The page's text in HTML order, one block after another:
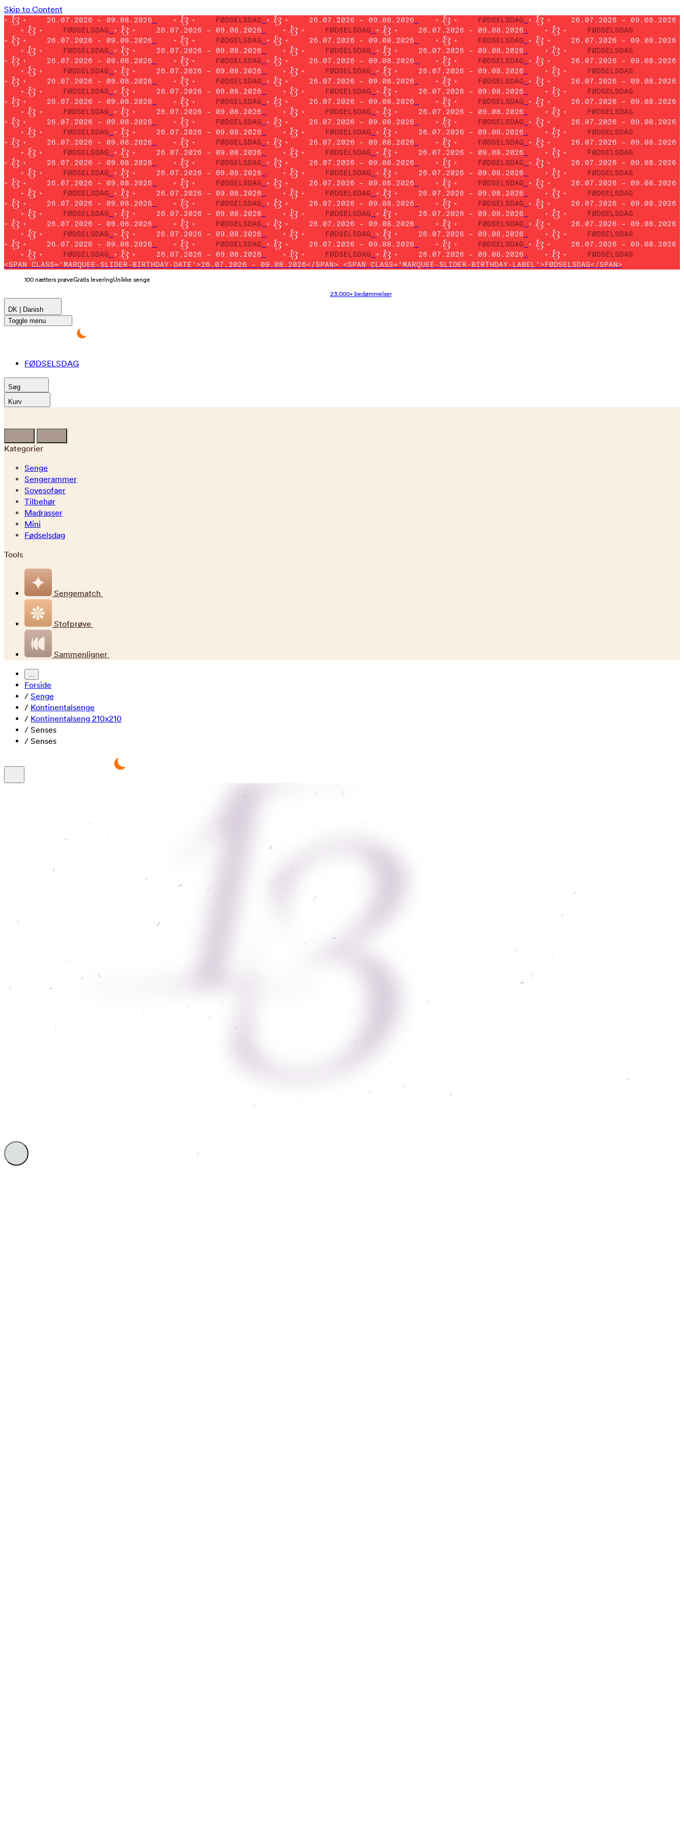
Skip to Content
26.07.2026 – 09.08.2026 FØDSELSDAG 26.07.2026 – 09.08.2026 FØDSELSDAG
26.07.2026 – 09.08.2026
FØDSELSDAG
26.07.2026 – 09.08.2026 FØDSELSDAG 26.07.2026 – 09.08.2026
FØDSELSDAG
26.07.2026 – 09.08.2026
FØDSELSDAG 26.07.2026 – 09.08.2026 FØDSELSDAG
26.07.2026 – 09.08.2026
FØDSELSDAG
26.07.2026 – 09.08.2026 FØDSELSDAG 26.07.2026 – 09.08.2026
FØDSELSDAG
26.07.2026 – 09.08.2026
FØDSELSDAG 26.07.2026 – 09.08.2026 FØDSELSDAG
26.07.2026 – 09.08.2026
FØDSELSDAG
26.07.2026 – 09.08.2026 FØDSELSDAG 26.07.2026 – 09.08.2026
FØDSELSDAG
26.07.2026 – 09.08.2026
FØDSELSDAG 26.07.2026 – 09.08.2026 FØDSELSDAG
26.07.2026 – 09.08.2026
FØDSELSDAG
26.07.2026 – 09.08.2026 FØDSELSDAG 26.07.2026 – 09.08.2026
FØDSELSDAG
26.07.2026 – 09.08.2026
FØDSELSDAG 26.07.2026 – 09.08.2026 FØDSELSDAG
26.07.2026 – 09.08.2026
FØDSELSDAG
26.07.2026 – 09.08.2026 FØDSELSDAG 26.07.2026 – 09.08.2026
FØDSELSDAG
26.07.2026 – 09.08.2026
FØDSELSDAG 26.07.2026 – 09.08.2026 FØDSELSDAG
26.07.2026 – 09.08.2026
FØDSELSDAG
26.07.2026 – 09.08.2026 FØDSELSDAG 26.07.2026 – 09.08.2026
FØDSELSDAG
26.07.2026 – 09.08.2026
FØDSELSDAG 26.07.2026 – 09.08.2026 FØDSELSDAG
26.07.2026 – 09.08.2026
FØDSELSDAG
26.07.2026 – 09.08.2026 FØDSELSDAG 26.07.2026 – 09.08.2026
FØDSELSDAG
26.07.2026 – 09.08.2026
FØDSELSDAG 26.07.2026 – 09.08.2026 FØDSELSDAG
26.07.2026 – 09.08.2026
FØDSELSDAG
26.07.2026 – 09.08.2026 FØDSELSDAG 26.07.2026 – 09.08.2026
FØDSELSDAG
26.07.2026 – 09.08.2026
FØDSELSDAG 26.07.2026 – 09.08.2026 FØDSELSDAG
26.07.2026 – 09.08.2026
FØDSELSDAG
26.07.2026 – 09.08.2026 FØDSELSDAG 26.07.2026 – 09.08.2026
FØDSELSDAG
26.07.2026 – 09.08.2026
FØDSELSDAG 26.07.2026 – 09.08.2026 FØDSELSDAG
26.07.2026 – 09.08.2026
FØDSELSDAG
26.07.2026 – 09.08.2026 FØDSELSDAG 26.07.2026 – 09.08.2026
FØDSELSDAG
26.07.2026 – 09.08.2026
FØDSELSDAG 26.07.2026 – 09.08.2026 FØDSELSDAG
26.07.2026 – 09.08.2026
FØDSELSDAG
26.07.2026 – 09.08.2026 FØDSELSDAG 26.07.2026 – 09.08.2026
FØDSELSDAG
26.07.2026 – 09.08.2026
FØDSELSDAG 26.07.2026 – 09.08.2026 FØDSELSDAG
26.07.2026 – 09.08.2026
FØDSELSDAG
26.07.2026 – 09.08.2026 FØDSELSDAG 26.07.2026 – 09.08.2026
FØDSELSDAG
<SPAN CLASS='MARQUEE-SLIDER-BIRTHDAY-DATE'>26.07.2026 – 09.08.2026</SPAN> <SPAN CLASS='MARQUEE-SLIDER-BIRTHDAY-LABEL'>FØDSELSDAG</SPAN>
100 nætters prøveGratis leveringUnikke senge
23.000+ bedømmelser
DK | Danish
Toggle menu
FØDSELSDAG
Søg
Kurv
Kategorier
Senge
Sengerammer
Sovesofaer
Tilbehør
Madrasser
Mini
Fødselsdag
Tools
Sengematch
Stofprøve
Sammenligner
...
Forside
/ Senge
/ Kontinentalsenge
/ Kontinentalseng 210x210
/ Senses
/ Senses